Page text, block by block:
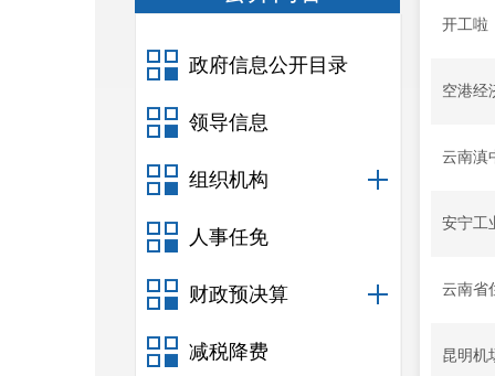
政府信息公开目录
领导信息
组织机构
人事任免
财政预决算
减税降费
开工啦
空港经
云南滇
安宁工
云南省
昆明机